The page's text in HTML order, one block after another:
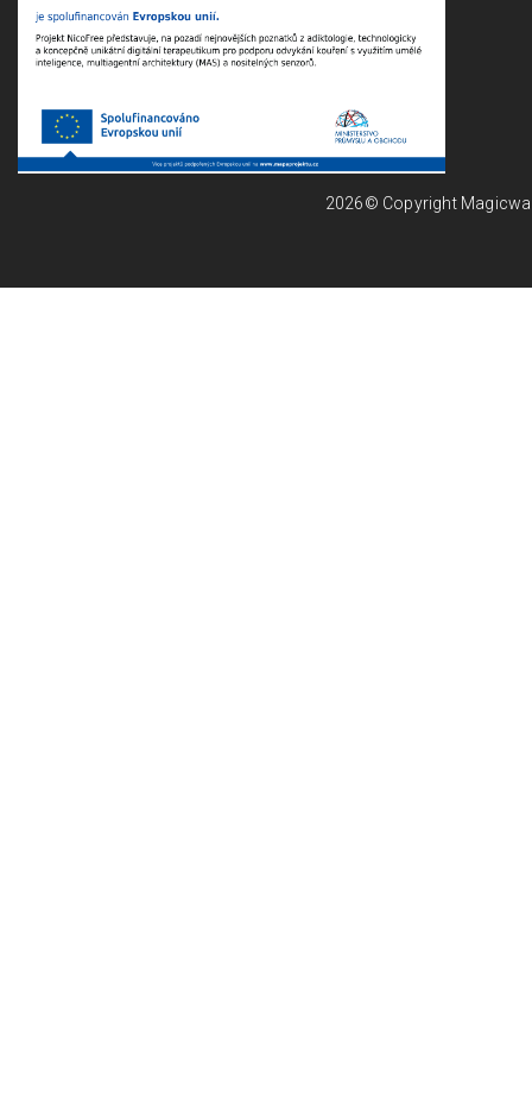
2026© Copyright